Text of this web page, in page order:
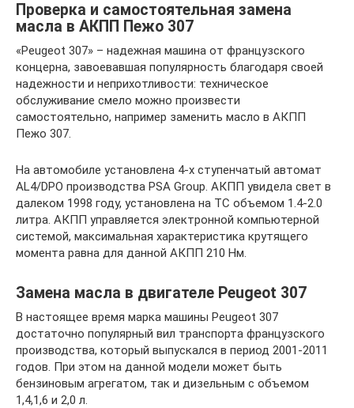
Проверка и самостоятельная замена
масла в АКПП Пежо 307
«Peugeot 307» – надежная машина от французского
концерна, завоевавшая популярность благодаря своей
надежности и неприхотливости: техническое
обслуживание смело можно произвести
самостоятельно, например заменить масло в АКПП
Пежо 307.
На автомобиле установлена 4-х ступенчатый автомат
AL4/DPO производства PSA Group. АКПП увидела свет в
далеком 1998 году, установлена на ТС объемом 1.4-2.0
литра. АКПП управляется электронной компьютерной
системой, максимальная характеристика крутящего
момента равна для данной АКПП 210 Нм.
Замена масла в двигателе Peugeot 307
В настоящее время марка машины Peugeot 307
достаточно популярный вил транспорта французского
производства, который выпускался в период 2001-2011
годов. При этом на данной модели может быть
бензиновым агрегатом, так и дизельным с объемом
1,4,1,6 и 2,0 л.